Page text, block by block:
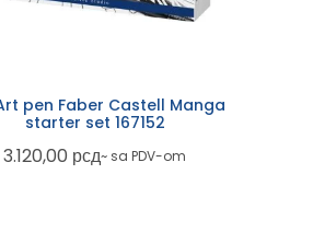
Manga
starter set 167152
3.120,00 рсд~ sa PDV-om